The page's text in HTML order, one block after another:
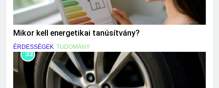
Mikor kell energetikai tanúsítvány?
ÉRDESSÉGEK TUDOMÁNY
33